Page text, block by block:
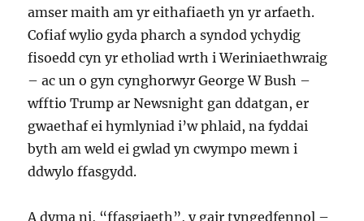
amser maith am yr eithafiaeth yn yr arfaeth.
Cofiaf wylio gyda pharch a syndod ychydig
fisoedd cyn yr etholiad wrth i Weriniaethwraig
– ac un o gyn cynghorwyr George W Bush –
wfftio Trump ar Newsnight gan ddatgan, er
gwaethaf ei hymlyniad i’w phlaid, na fyddai
byth am weld ei gwlad yn cwympo mewn i
ddwylo ffasgydd.
A dyma ni, “ffasgiaeth”, y gair tyngedfennol –